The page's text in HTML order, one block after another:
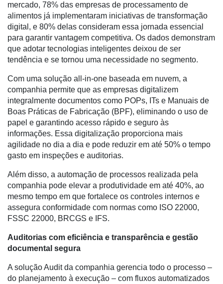
conta
Notícias
Mercado
Troca
de
Cadeira
Artigos
Agenda
Agricultura
de
Precisão
e
Robótica
Conectividade
mercado, 78% das empresas de processamento de
alimentos já implementaram iniciativas de transformação
digital, e 80% delas consideram essa jornada essencial
para garantir vantagem competitiva. Os dados demonstram
que adotar tecnologias inteligentes deixou de ser
tendência e se tornou uma necessidade no segmento.
Com uma solução all-in-one baseada em nuvem, a
companhia permite que as empresas digitalizem
integralmente documentos como POPs, ITs e Manuais de
Boas Práticas de Fabricação (BPF), eliminando o uso de
papel e garantindo acesso rápido e seguro às
informações. Essa digitalização proporciona mais
agilidade no dia a dia e pode reduzir em até 50% o tempo
gasto em inspeções e auditorias.
Além disso, a automação de processos realizada pela
companhia pode elevar a produtividade em até 40%, ao
mesmo tempo em que fortalece os controles internos e
assegura conformidade com normas como ISO 22000,
FSSC 22000, BRCGS e IFS.
Auditorias com eficiência e transparência e gestão
documental segura
A solução Audit da companhia gerencia todo o processo –
do planejamento à execução – com fluxos automatizados